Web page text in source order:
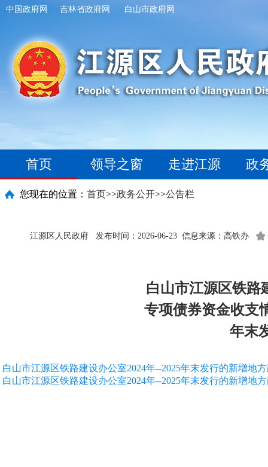
中国政府网 吉林省政府网 白山市政府网
首页 领导之窗 走进江源 政
您现在的位置： 首页>>政务公开>>公告栏
江源区人民政府 发布时间：2026-06-23 信息来源：高铁办
白山市江源区铁路
专项债券资金收支
年末
白山市江源区铁路建设办公室2024年--2025年末发行的新增地
白山市江源区铁路建设办公室2024年--2025年末发行的新增地